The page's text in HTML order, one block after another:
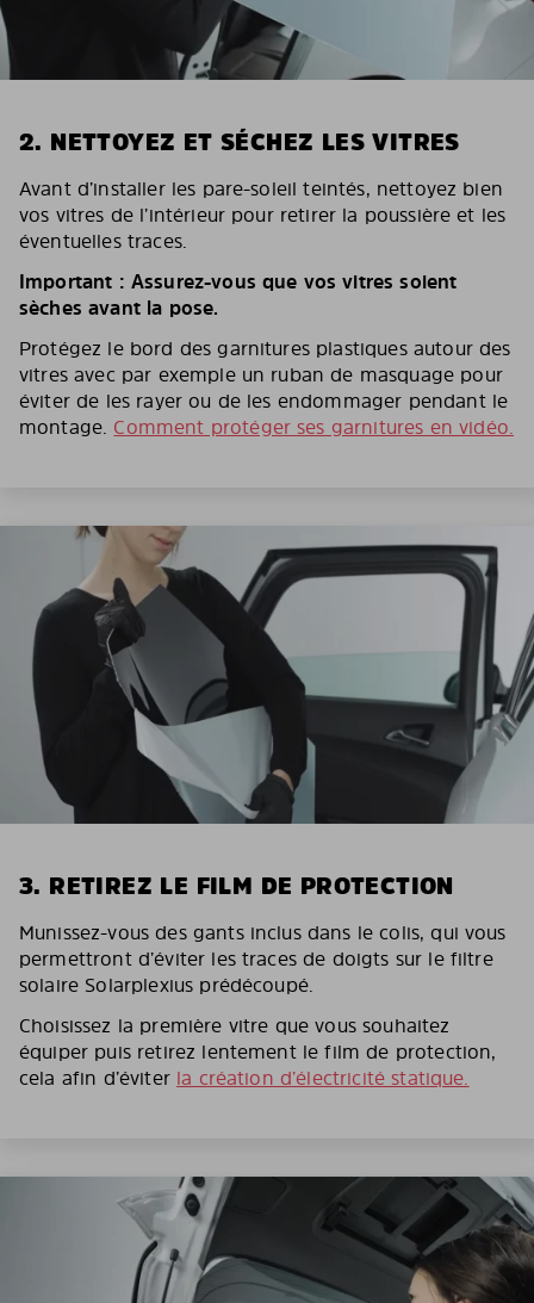
2. NETTOYEZ ET SÉCHEZ LES VITRES
Avant d’installer les pare-soleil teintés, nettoyez bien
vos vitres de l’intérieur pour retirer la poussière et les
éventuelles traces.
Important : Assurez-vous que vos vitres soient
sèches avant la pose.
Protégez le bord des garnitures plastiques autour des
vitres avec par exemple un ruban de masquage pour
éviter de les rayer ou de les endommager pendant le
montage. Comment protéger ses garnitures en vidéo.
3. RETIREZ LE FILM DE PROTECTION
Munissez-vous des gants inclus dans le colis, qui vous
permettront d’éviter les traces de doigts sur le filtre
solaire Solarplexius prédécoupé.
Choisissez la première vitre que vous souhaitez
équiper puis retirez lentement le film de protection,
cela afin d’éviter la création d’électricité statique.